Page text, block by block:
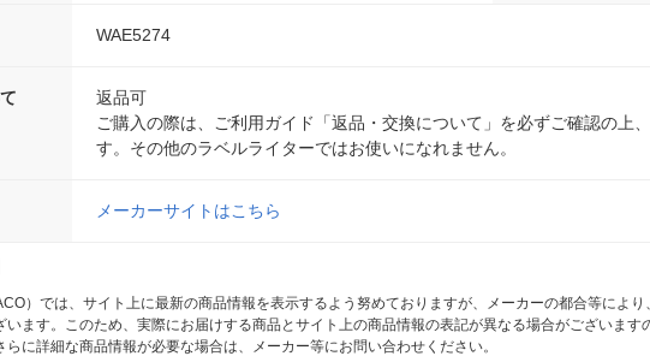
WAE5274
返品可
ご購入の際は、ご利用ガイド「返品・交換について」を必ずご確認の上
す。その他のラベルライターではお使いになれません。
メーカーサイトはこちら
）では、サイト上に最新の商品情報を表示するよう努めておりますが、メーカーの都合等によ
います。このため、実際にお届けする商品とサイト上の商品情報の表記が異なる場合がございま
らに詳細な商品情報が必要な場合は、メーカー等にお問い合わせください。